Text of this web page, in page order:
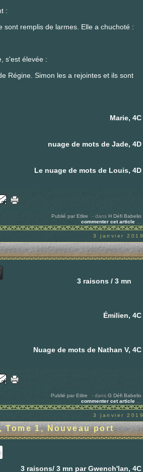
:
remplis de larmes. Elle a chuchoté :
s'est élevée :
Régine. Simon les a rejointes et ils sont
Marie, 4C
nuage de mots de Jade, 4D
Le nuage de mots de Louis, 4D
Publié par Etlire - dans H Défi Babelio
commenter cet article
3 janvier 2019
3 raisons / 3 mn
Émilien, 4C
Nuage de mots de Nathan V, 4C
Publié par Etlire - dans G Défi Babelio
commenter cet article
3 janvier 2019
Tome 1, Nouveau port
3 raisons/ 3 mn par Gwench'lan, 4C